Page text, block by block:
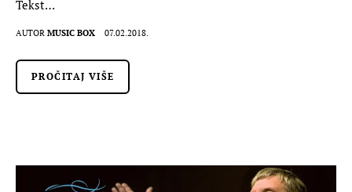
Tekst…
AUTOR MUSIC BOX 07.02.2018.
PROČITAJ VIŠE